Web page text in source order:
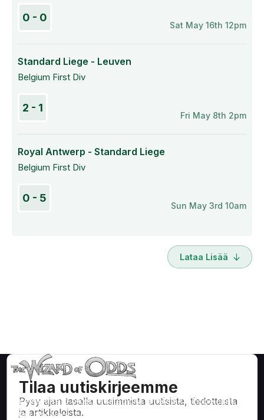
0 - 0
Sat May 16th 12pm
Standard Liege - Leuven
Belgium First Div
2 - 1
Fri May 8th 2pm
Royal Antwerp - Standard Liege
Belgium First Div
0 - 5
Sun May 3rd 10am
Lataa Lisää
Tilaa uutiskirjeemme
Pysy ajan tasalla uusimmista uutisista, tiedotteista
ja artikkeleista.
Matemaattisesti oikeita strategioita ja tietoa kasinopeleihin,
kuten blackjack, craps, ruletti ja satoihin muihin pelattaviin